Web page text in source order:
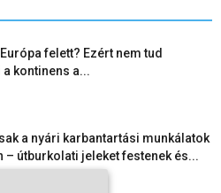
felett? Ezért nem tud
kontinens a...
a nyári karbantartási munkálatok
– útburkolati jeleket festenek és...